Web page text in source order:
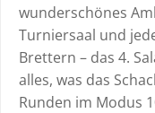
wunderschönes
Turniersaal und
Brettern – das 4.
alles, was das
Runden im Modus